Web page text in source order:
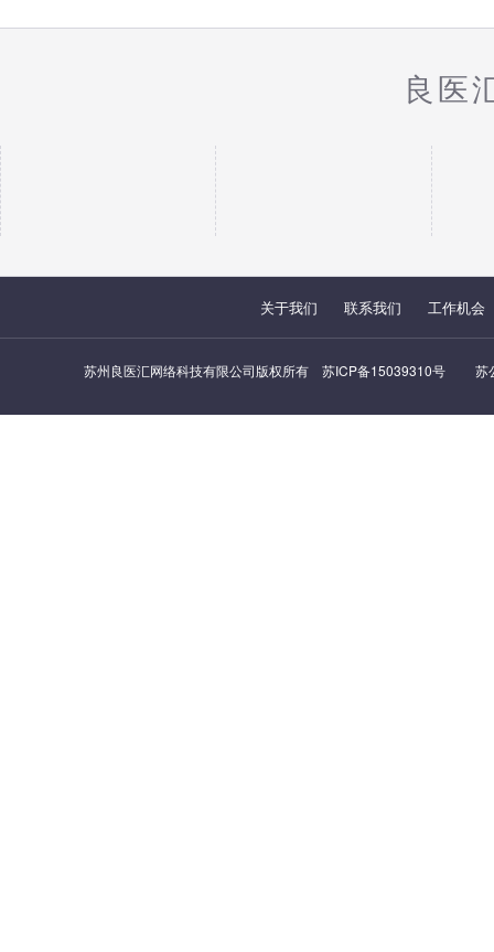
良医
关于我们 联系我们 工作机会
苏州良医汇网络科技有限公司版权所有 苏ICP备15039310号 苏